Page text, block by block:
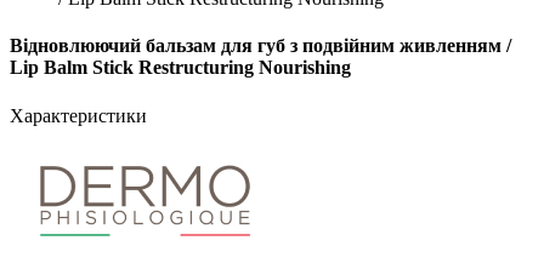
Відновлюючий бальзам для губ з подвійним живленням /
Lip Balm Stick Restructuring Nourishing
Характеристики